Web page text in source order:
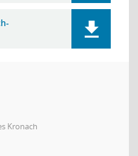
Kronach